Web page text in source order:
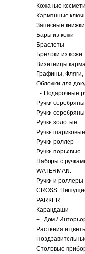
Кожаные
Карманные
Записные книжки
Бары из кожи
Браслеты
Брелоки из кожи
Визитницы
Графины, Фляги,
Обложки для
+- Подарочные
Ручки
Ручки
Ручки золотые
Ручки шариковые
Ручки роллер
Ручки перьевые
Наборы с
WATERMAN.
Ручки и роллеры
CROSS.
PARKER
Карандаши
+- Дом /
Растения и
Столовые